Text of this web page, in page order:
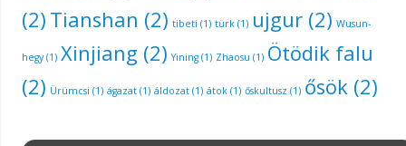
(2) Tianshan (2) tibeti (1) türk(1) ujgur(2) Wusun-
hegy(1) Xinjiang (2) Yining(1) Zhaosu (1) Ötödik falu
(2) Ürümcsi (1) ágazat(1) áldozat(1) átok(1) őskultusz (1) ősök(2)